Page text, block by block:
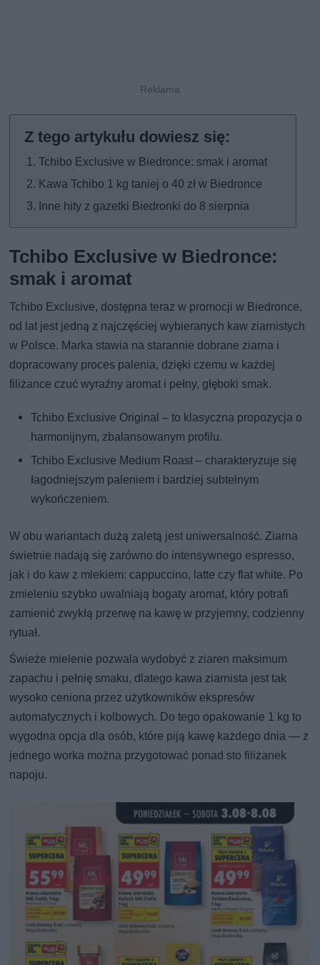
Tchibo Exclusive w Biedronce: smak i aromat
Kawa Tchibo 1 kg taniej o 40 zł w Biedronce
Inne hity z gazetki Biedronki do 8 sierpnia
Tchibo Exclusive w Biedronce:
smak i aromat
Tchibo Exclusive, dostępna teraz w promocji w Biedronce,
od lat jest jedną z najczęściej wybieranych kaw ziarnistych
w Polsce. Marka stawia na starannie dobrane ziarna i
dopracowany proces palenia, dzięki czemu w każdej
filiżance czuć wyraźny aromat i pełny, głęboki smak.
Tchibo Exclusive Original – to klasyczna propozycja o
harmonijnym, zbalansowanym profilu.
Tchibo Exclusive Medium Roast – charakteryzuje się
łagodniejszym paleniem i bardziej subtelnym
wykończeniem.
W obu wariantach dużą zaletą jest uniwersalność. Ziarna
świetnie nadają się zarówno do intensywnego espresso,
jak i do kaw z mlekiem: cappuccino, latte czy flat white. Po
zmieleniu szybko uwalniają bogaty aromat, który potrafi
zamienić zwykłą przerwę na kawę w przyjemny, codzienny
rytuał.
Świeże mielenie pozwala wydobyć z ziaren maksimum
zapachu i pełnię smaku, dlatego kawa ziarnista jest tak
wysoko ceniona przez użytkowników ekspresów
automatycznych i kolbowych. Do tego opakowanie 1 kg to
wygodna opcja dla osób, które piją kawę każdego dnia — z
jednego worka można przygotować ponad sto filiżanek
napoju.